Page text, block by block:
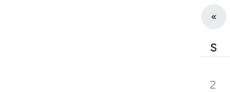
«
S
2